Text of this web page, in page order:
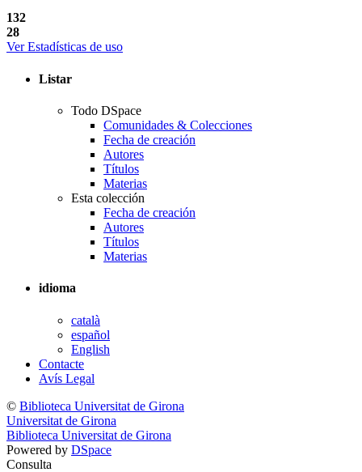
132
28
Ver Estadísticas de uso
Listar
Todo DSpace
Comunidades & Colecciones
Fecha de creación
Autores
Títulos
Materias
Esta colección
Fecha de creación
Autores
Títulos
Materias
idioma
català
español
English
Contacte
Avís Legal
© Biblioteca Universitat de Girona
Universitat de Girona
Biblioteca Universitat de Girona
Powered by DSpace
Consulta